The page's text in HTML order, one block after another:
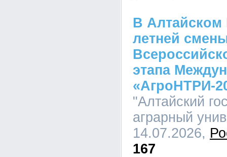
В Алтайском
летней
этапа
«АгроНТРИ-
"Алтайский
аграрный
14.07.2026,
167